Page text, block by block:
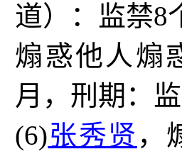
道）：监禁8
煽惑他人煽
月，刑期：
(6)张秀贤 ，